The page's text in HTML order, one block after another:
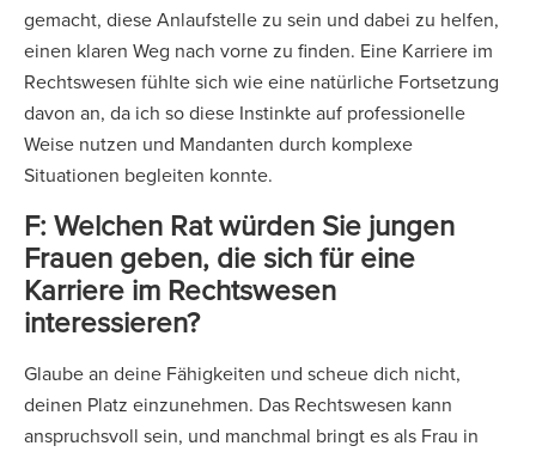
gemacht, diese Anlaufstelle zu sein und dabei zu helfen,
einen klaren Weg nach vorne zu finden. Eine Karriere im
Rechtswesen fühlte sich wie eine natürliche Fortsetzung
davon an, da ich so diese Instinkte auf professionelle
Weise nutzen und Mandanten durch komplexe
Situationen begleiten konnte.
F: Welchen Rat würden Sie jungen
Frauen geben, die sich für eine
Karriere im Rechtswesen
interessieren?
Glaube an deine Fähigkeiten und scheue dich nicht,
deinen Platz einzunehmen. Das Rechtswesen kann
anspruchsvoll sein, und manchmal bringt es als Frau in